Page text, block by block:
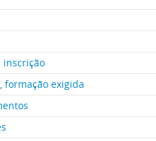
inscrição
formação exigida